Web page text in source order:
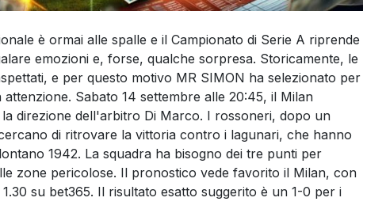
è ormai alle spalle e il Campionato di Serie A riprende
emozioni e, forse, qualche sorpresa. Storicamente, le
e per questo motivo MR SIMON ha selezionato per
Sabato 14 settembre alle 20:45, il Milan
direzione dell'arbitro Di Marco. I rossoneri, dopo un
di ritrovare la vittoria contro i lagunari, che hanno
1942. La squadra ha bisogno dei tre punti per
zone pericolose. Il pronostico vede favorito il Milan, con
su bet365. Il risultato esatto suggerito è un 1-0 per i